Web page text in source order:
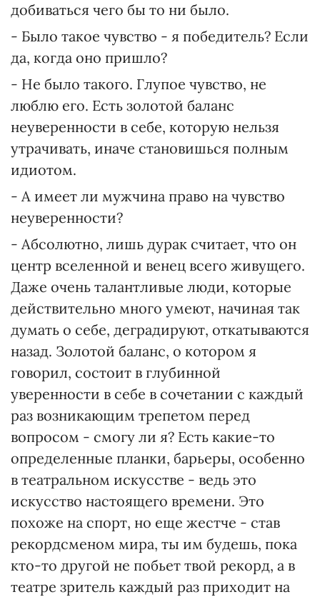
добиваться чего бы то ни было.
- Было такое чувство - я победитель? Если
да, когда оно пришло?
- Не было такого. Глупое чувство, не
люблю его. Есть золотой баланс
неуверенности в себе, которую нельзя
утрачивать, иначе становишься полным
идиотом.
- А имеет ли мужчина право на чувство
неуверенности?
- Абсолютно, лишь дурак считает, что он
центр вселенной и венец всего живущего.
Даже очень талантливые люди, которые
действительно много умеют, начиная так
думать о себе, деградируют, откатываются
назад. Золотой баланс, о котором я
говорил, состоит в глубинной
уверенности в себе в сочетании с каждый
раз возникающим трепетом перед
вопросом - смогу ли я? Есть какие-то
определенные планки, барьеры, особенно
в театральном искусстве - ведь это
искусство настоящего времени. Это
похоже на спорт, но еще жестче - став
рекордсменом мира, ты им будешь, пока
кто-то другой не побьет твой рекорд, а в
театре зритель каждый раз приходит на